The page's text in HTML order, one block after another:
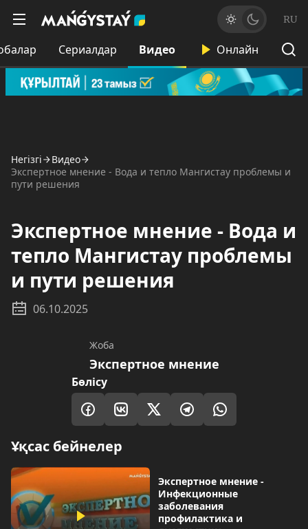
RU
Сериалдар Видео Онлайн
Негізгі
Видео
Экспертное мнение - Вода и тепло Мангистау проблемы и
пути решения
Экспертное мнение - Вода и
тепло Мангистау проблемы
и пути решения
06.10.2025
Жоба
Экспертное мнение
Бөлісу
Ұқсас бейнелер
Экспертное мнение -
Инфекционные
заболевания
профилактика и